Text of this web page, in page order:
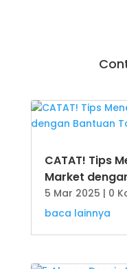
CATAT! Tips
Market
5 Mar 2025 | 0
baca lainnya